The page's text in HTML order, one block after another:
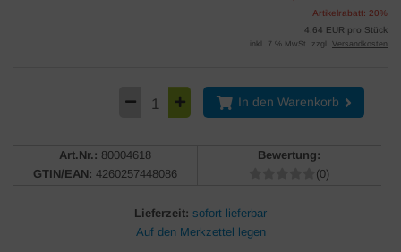
Artikelrabatt: 20%
4,64 EUR pro Stück
inkl. 7 % MwSt. zzgl. Versandkosten
In den Warenkorb
Art.Nr.: 80004618
GTIN/EAN: 4260257448086
Bewertung:
(0)
Lieferzeit: sofort lieferbar